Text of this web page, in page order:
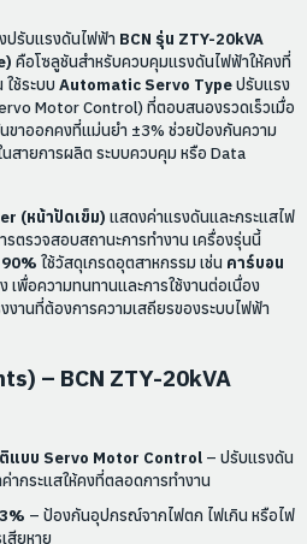
ปรับแรงดันไฟฟ้า BCN รุ่น ZTY-20kVA
คือโซลูชันสำหรับควบคุมแรงดันไฟฟ้าให้คงที่
ช้ระบบ Automatic Servo Typeปรับแรง
Motor Control) ที่ตอบสนองรวดเร็วเมื่อ
ขาออกคงที่แม่นยำ ±3% ช่วยป้องกันความ
สายการผลิต ระบบควบคุม หรือ Data
(หน้าปัดเข็ม) แสดงค่าแรงดันและกระแสไฟ
ตรวจสอบสถานะการทำงาน เครื่องรุ่นนี้
ใช้วัสดุเกรดอุตสาหกรรม เช่น คาร์บอน
เพื่อความทนทานและการใช้งานต่อเนื่อง
งานที่ต้องการความเสถียรของระบบไฟฟ้า
– BCN ZTY-20kVA
แบบ Servo Motor Control – ปรับแรงดัน
ากระแสให้คงที่ตลอดการทำงาน
– ป้องกันอุปกรณ์จากไฟตก ไฟเกิน หรือไฟ
สียหาย